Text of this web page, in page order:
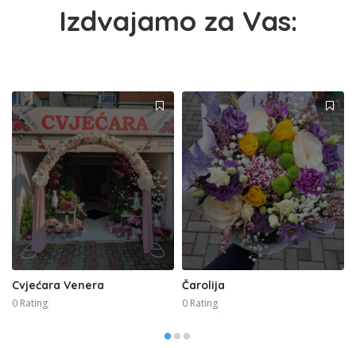
Izdvajamo za Vas:
Cvjećara Venera
0 Rating
Čarolija
0 Rating